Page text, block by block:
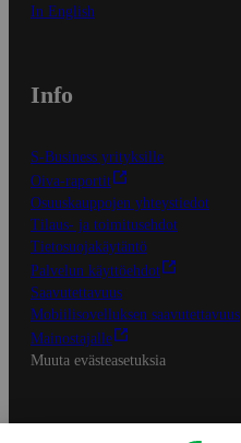
In English
Info
S-Business yrityksille
Oiva-raportit
Osuuskauppojen yhteystiedot
Tilaus- ja toimitusehdot
Tietosuojakäytäntö
Palvelun käyttöehdot
Saavutettavuus
Mobiilisovelluksen saavutettavuus
Mainostajalle
Muuta evästeasetuksia